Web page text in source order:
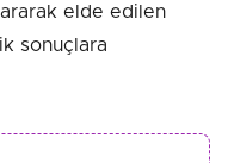
elde edilen
sonuçlara